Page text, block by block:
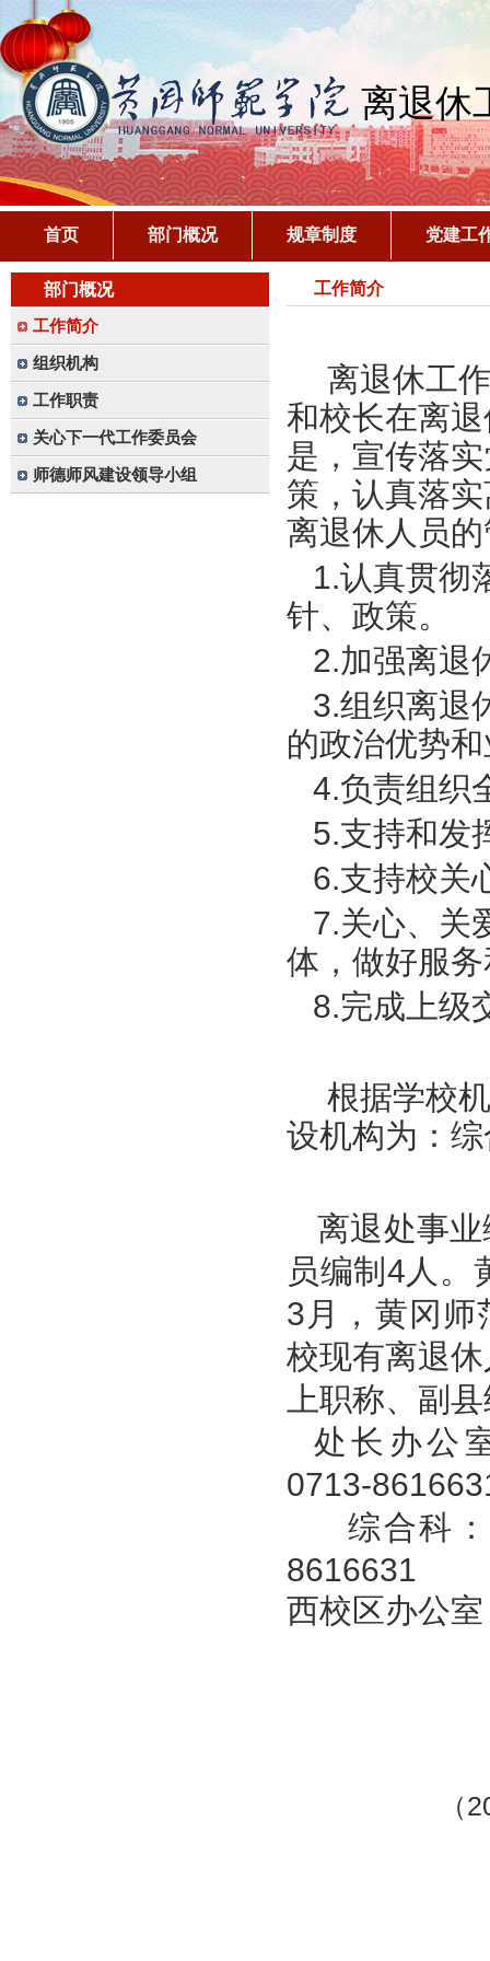
离退休
首页 部门概况 规章制度 党建工
部门概况
工作简介
组织机构
工作职责
关心下一代工作委员会
师德师风建设领导小组
工作简介
离退休工
和校长在离
是，宣传落
策，认真落
离退休人员
1.认真贯彻
针、政策。
2.加强离退
3.组织离退
的政治优势
4.负责组织
5.支持和发
6.支持校关
7.关心、关
体，做好服
8.完成上级
根据学校
设机构为：
离退处事
员编制4人。
3月，黄冈师
校现有离退
上职称、副
处长办公
0713-
综合
8616631
西校区办公
（2025